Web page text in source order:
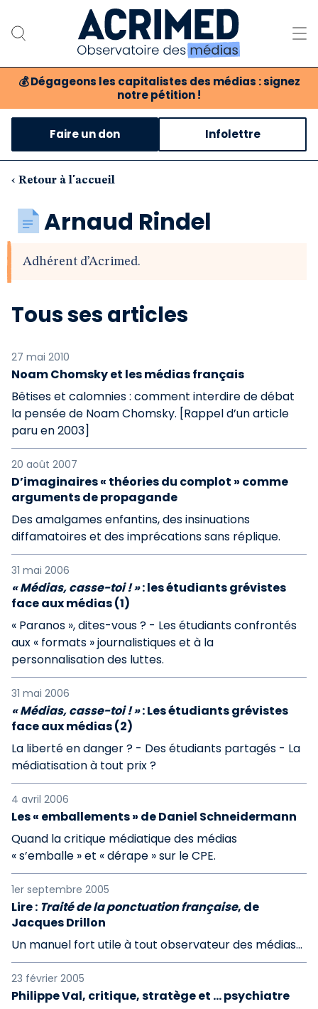
💰 Dégageons les capitalistes des médias : signez
notre pétition !
Notre association
Notre critique des médias
Nos propositions
Notre revue
Boutique
Faire un don Infolettre
‹ Retour à l'accueil
Arnaud Rindel
Adhérent d’Acrimed.
Tous ses articles
27 mai 2010
Noam Chomsky et les médias français
Bêtises et calomnies : comment interdire de débat
la pensée de Noam Chomsky. [Rappel d’un article
paru en 2003]
20 août 2007
D’imaginaires « théories du complot » comme
arguments de propagande
Des amalgames enfantins, des insinuations
diffamatoires et des imprécations sans réplique.
31 mai 2006
« Médias, casse-toi ! »: les étudiants grévistes
face aux médias (1)
« Paranos », dites-vous ? - Les étudiants confrontés
aux « formats » journalistiques et à la
personnalisation des luttes.
31 mai 2006
« Médias, casse-toi ! »: Les étudiants grévistes
face aux médias (2)
La liberté en danger ? - Des étudiants partagés - La
médiatisation à tout prix ?
4 avril 2006
Les « emballements » de Daniel Schneidermann
Quand la critique médiatique des médias
« s’emballe » et « dérape » sur le CPE.
1er septembre 2005
Lire : Traité de la ponctuation française, de
Jacques Drillon
Un manuel fort utile à tout observateur des médias...
23 février 2005
Philippe Val, critique, stratège et ... psychiatre